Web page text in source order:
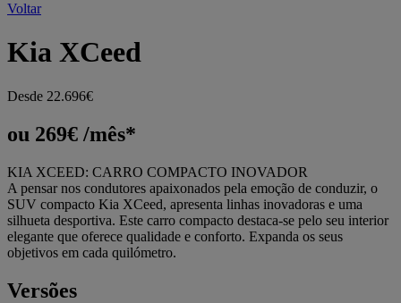
Voltar
Kia XCeed
Desde 22.696€
ou 269€ /mês*
KIA XCEED: CARRO COMPACTO INOVADOR
A pensar nos condutores apaixonados pela emoção de conduzir, o
SUV compacto Kia XCeed, apresenta linhas inovadoras e uma
silhueta desportiva. Este carro compacto destaca-se pelo seu interior
elegante que oferece qualidade e conforto. Expanda os seus
objetivos em cada quilómetro.
Versões